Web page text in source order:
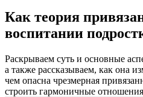
Как теория
воспитании
Раскрываем суть и основные
а также рассказываем, как она
чем опасна чрезмерная
строить гармоничные